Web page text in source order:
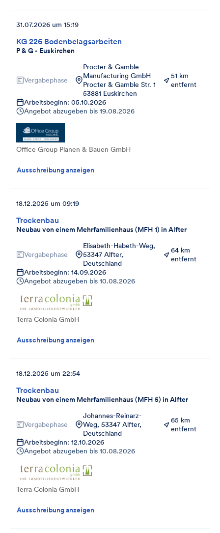
KG 226 Bodenbelagsarbeiten
P & G - Euskirchen
31.07.2026 um 15:19
Vergabephase
Procter & Gamble
Manufacturing GmbH
Procter & Gamble Str. 1
53881 Euskirchen
51 km
entfernt
Arbeitsbeginn: 05.10.2026
Angebot abzugeben bis 19.08.2026
Office Group Planen & Bauen GmbH
Ausschreibung anzeigen
Trockenbau
Neubau von einem Mehrfamilienhaus (MFH 1) in Alfter
18.12.2025 um 09:19
Vergabephase
Elisabeth-Habeth-Weg,
53347 Alfter,
Deutschland
64 km
entfernt
Arbeitsbeginn: 14.09.2026
Angebot abzugeben bis 10.08.2026
Terra Colonia GmbH
Ausschreibung anzeigen
Trockenbau
Neubau von einem Mehrfamilienhaus (MFH 5) in Alfter
18.12.2025 um 22:54
Vergabephase
Johannes-Reinarz-
Weg, 53347 Alfter,
Deutschland
65 km
entfernt
Arbeitsbeginn: 12.10.2026
Angebot abzugeben bis 10.08.2026
Terra Colonia GmbH
Ausschreibung anzeigen